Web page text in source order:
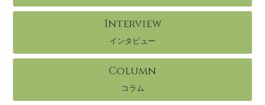
Interview
インタビュー
Column
コラム